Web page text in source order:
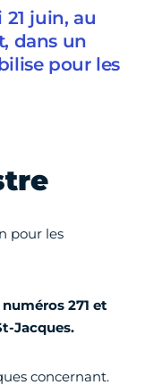
juin, au
dans un
pour les
pour les
271 et
Jacques.
concernant.